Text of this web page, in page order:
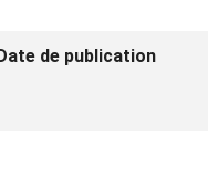
de publication